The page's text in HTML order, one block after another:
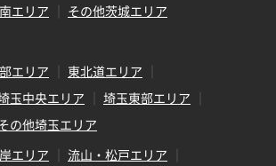
エリア
その他茨城エリア
エリア
東北道エリア
玉中央エリア
埼玉東部エリア
の他埼玉エリア
エリア
流山・松戸エリア